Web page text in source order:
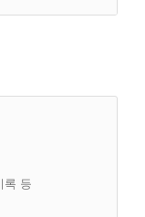
의 가입조건 및
기록 등